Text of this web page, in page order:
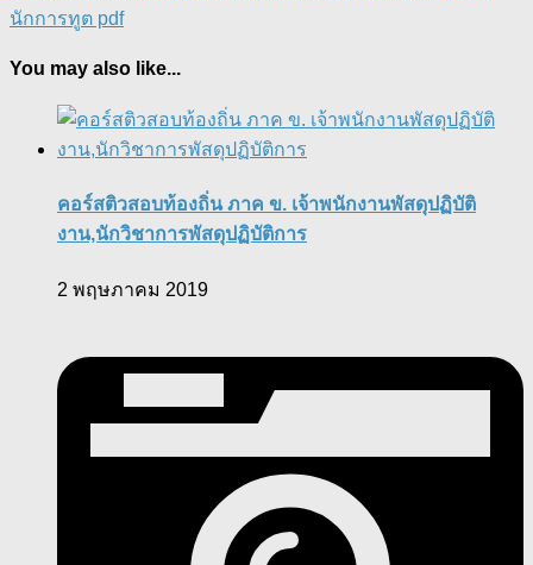
นักการทูต pdf
You may also like...
คอร์สติวสอบท้องถิ่น ภาค ข. เจ้าพนักงานพัสดุปฏิบัติ
งาน,นักวิชาการพัสดุปฏิบัติการ
2 พฤษภาคม 2019